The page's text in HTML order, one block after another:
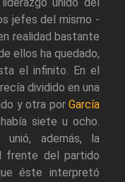
unido del
jefes del mismo -
realidad bastante
ellos ha quedado,
el infinito. En el
dividido en una
y otra por García
siete u ocho.
además, la
del partido
éste interpretó